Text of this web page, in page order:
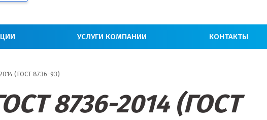
УСЛУГИ КОМПАНИИ КОНТАКТЫ
(ГОСТ 8736-93)
8736-2014 (ГОСТ